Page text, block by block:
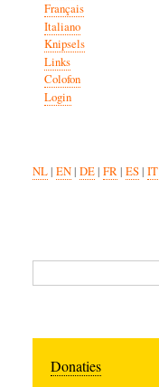
Français
Italiano
Knipsels
Links
Colofon
Login
NL| EN| DE| FR| ES| IT
Search
Donaties